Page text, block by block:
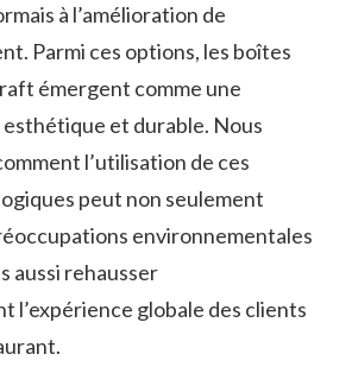
à l’amélioration de
Parmi ces options, les boîtes
émergent comme une
esthétique et durable. Nous
l’utilisation de ces
peut non seulement
environnementales
aussi rehausser
l’expérience globale des clients